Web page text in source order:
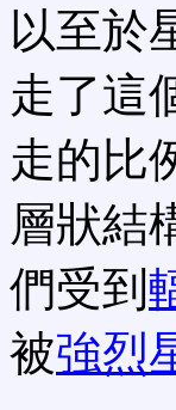
以至於
走了這
走的比
層狀結
們受到
被強烈